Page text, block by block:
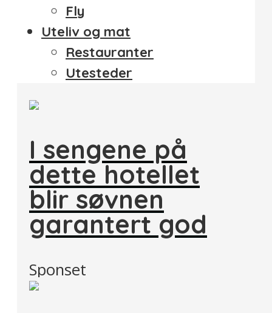
Fly
Uteliv og mat
Restauranter
Utesteder
I sengene på
dette hotellet
blir søvnen
garantert god
Sponset